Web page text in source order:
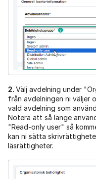
2. Välj avdelning under
från avdelningen ni väljer
vald avdelning som
Notera att så länge
"Read-only user" så
kan ni sätta
läsrättigheter.